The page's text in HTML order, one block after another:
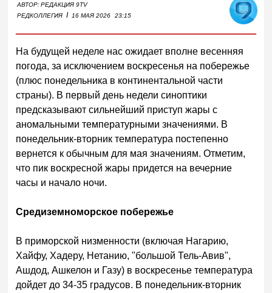
АВТОР:РЕДАКЦИЯ 9TV
РЕДКОЛЛЕГИЯ I 16 МАЯ 2026 23:15
На будущей неделе нас ожидает вполне весенняя
погода, за исключением воскресенья на побережье
(плюс понедельника в континентальной части
страны). В первый день недели синоптики
предсказывают сильнейший приступ жары с
аномальными температурными значениями. В
понедельник-вторник температура постепенно
вернется к обычным для мая значениям. Отметим,
что пик воскресной жары придется на вечерние
часы и начало ночи.
Средиземноморское побережье
В приморской низменности (включая Нагарию,
Хайфу, Хадеру, Нетанию, "большой Тель-Авив",
Ашдод, Ашкелон и Газу) в воскресенье температура
дойдет до 34-35 градусов. В понедельник-вторник